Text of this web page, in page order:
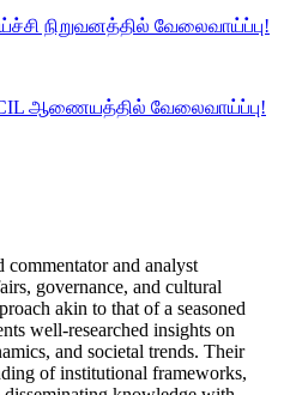
நிறுவனத்தில் வேலைவாய்ப்பு!
ஆணையத்தில் வேலைவாய்ப்பு!
and analyst
governance, and cultural
akin to that of a seasoned
well-researched insights on
and societal trends. Their
of institutional frameworks,